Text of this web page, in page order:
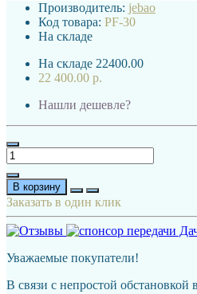
Производитель: jebao
Код товара: PF-30
На складе
На складе 22400.00
22 400.00 р.
Нашли дешевле?
В корзину
Заказать в один клик
Уважаемые покупатели!
В связи с непростой